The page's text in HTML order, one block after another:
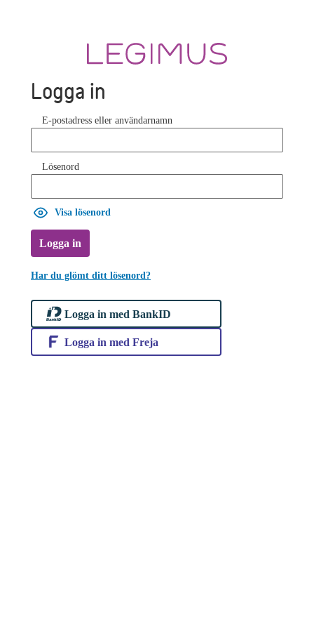
Logga in
E-postadress eller användarnamn
Lösenord
Visa lösenord
Logga in
Har du glömt ditt lösenord?
Logga in med BankID
Logga in med Freja